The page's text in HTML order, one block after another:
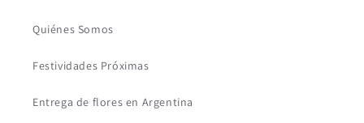
Quiénes Somos
Festividades Próximas
Entrega de flores en Argentina